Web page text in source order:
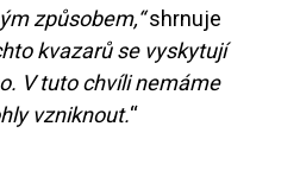
způsobem,“shrnuje
kvazarů se vyskytují
V tuto chvíli nemáme
vzniknout.“